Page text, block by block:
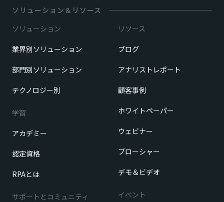
ソリューション＆リソース
ソリューション
業界別ソリューション
部門別ソリューション
テクノロジー別
学習
アカデミー
認定資格
RPAとは
サポートとコミュニティ
リソース
ブログ
アナリストレポート
顧客事例
ホワイトペーパー
ウェビナー
ブローシャー
デモ＆ビデオ
イベント